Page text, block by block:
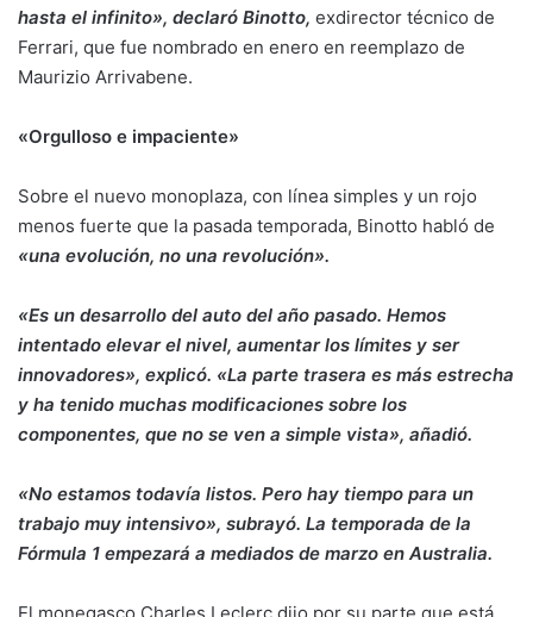
hasta el infinito», declaró Binotto, exdirector técnico de
Ferrari, que fue nombrado en enero en reemplazo de
Maurizio Arrivabene.
«Orgulloso e impaciente»
Sobre el nuevo monoplaza, con línea simples y un rojo
menos fuerte que la pasada temporada, Binotto habló de
«una evolución, no una revolución».
«Es un desarrollo del auto del año pasado. Hemos
intentado elevar el nivel, aumentar los límites y ser
innovadores», explicó. «La parte trasera es más estrecha
y ha tenido muchas modificaciones sobre los
componentes, que no se ven a simple vista», añadió.
«No estamos todavía listos. Pero hay tiempo para un
trabajo muy intensivo», subrayó. La temporada de la
Fórmula 1 empezará a mediados de marzo en Australia.
El monegasco Charles Leclerc dijo por su parte que está